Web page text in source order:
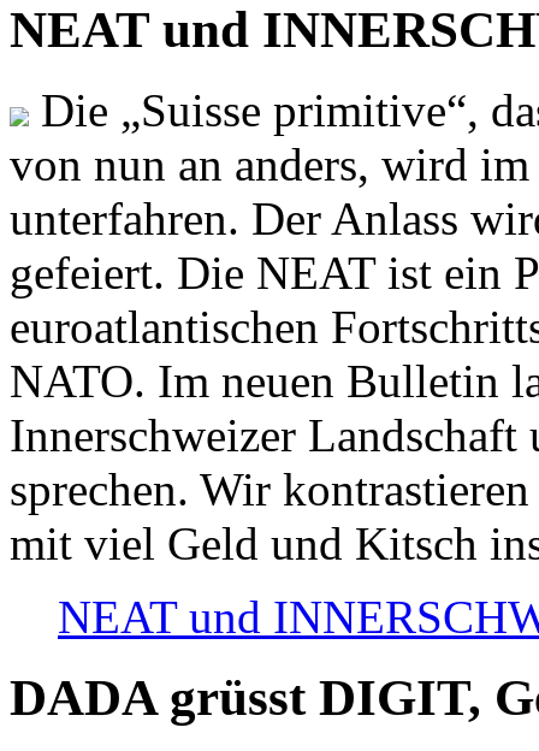
NEAT und
Die „Suisse primitive“,
von nun an anders, wird
unterfahren. Der Anlass
gefeiert. Die NEAT ist ein
euroatlantischen
NATO. Im neuen Bulletin
Innerschweizer
sprechen. Wir
mit viel Geld und Kitsch
NEAT und
DADA grüsst DIGIT,